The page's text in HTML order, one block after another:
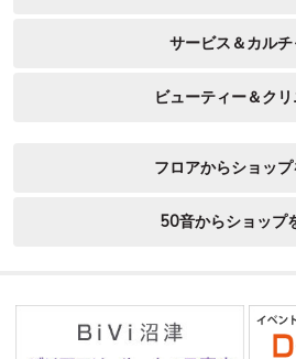
サービス＆カル
ビューティー＆クリ
フロアからショッ
50音からショップ